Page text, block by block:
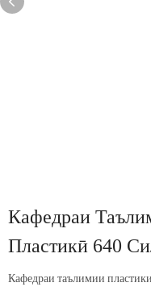
Кафедраи
Пластикӣ 640
Кафедраи таълимии